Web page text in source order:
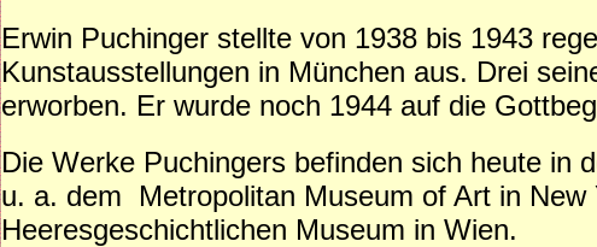
Erwin Puchinger stellte von 1938 bis 1943
Kunstausstellungen in München aus. Drei
erworben. Er wurde noch 1944 auf die
Die Werke Puchingers befinden sich heute in
u. a. dem Metropolitan Museum of Art in
Heeresgeschichtlichen Museum in Wien.